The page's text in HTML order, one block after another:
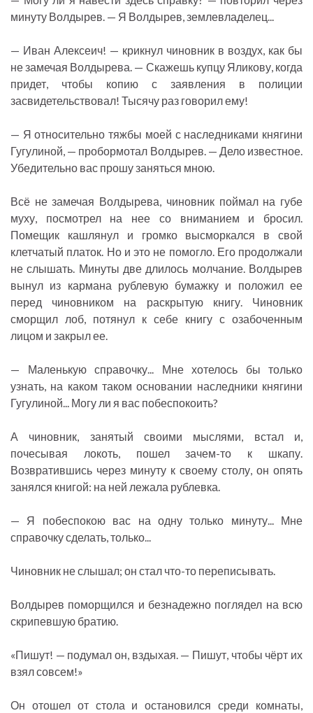
минуту Волдырев. — Я Волдырев, землевладелец...
— Иван Алексеич! — крикнул чиновник в воздух, как бы
не замечая Волдырева. — Скажешь купцу Яликову, когда
придет, чтобы копию с заявления в полиции
засвидетельствовал! Тысячу раз говорил ему!
— Я относительно тяжбы моей с наследниками княгини
Гугулиной, — пробормотал Волдырев. — Дело известное.
Убедительно вас прошу заняться мною.
Всё не замечая Волдырева, чиновник поймал на губе
муху, посмотрел на нее со вниманием и бросил.
Помещик кашлянул и громко высморкался в свой
клетчатый платок. Но и это не помогло. Его продолжали
не слышать. Минуты две длилось молчание. Волдырев
вынул из кармана рублевую бумажку и положил ее
перед чиновником на раскрытую книгу. Чиновник
сморщил лоб, потянул к себе книгу с озабоченным
лицом и закрыл ее.
— Маленькую справочку... Мне хотелось бы только
узнать, на каком таком основании наследники княгини
Гугулиной... Могу ли я вас побеспокоить?
А чиновник, занятый своими мыслями, встал и,
почесывая локоть, пошел зачем-то к шкапу.
Возвратившись через минуту к своему столу, он опять
занялся книгой: на ней лежала рублевка.
— Я побеспокою вас на одну только минуту... Мне
справочку сделать, только...
Чиновник не слышал; он стал что-то переписывать.
Волдырев поморщился и безнадежно поглядел на всю
скрипевшую братию.
«Пишут! — подумал он, вздыхая. — Пишут, чтобы чёрт их
взял совсем!»
Он отошел от стола и остановился среди комнаты,